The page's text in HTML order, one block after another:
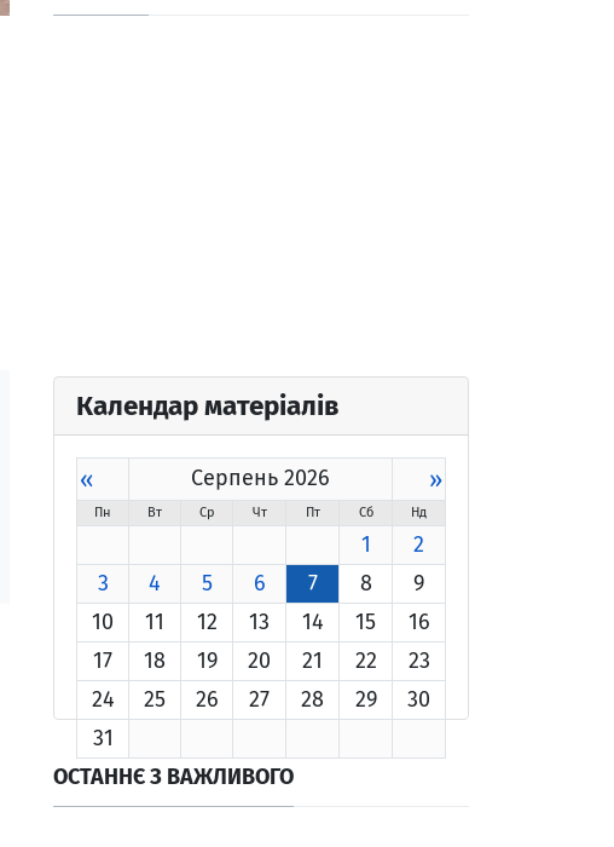
Календар матеріалів
« Серпень 2026 »
Пн Вт Ср Чт Пт Сб Нд
1
2
3
4 5 6 7 8
9
10
11 12 13 14 15
16
17
18 19 20 21 22
23
24
25 26 27 28 29
30
31
ОСТАННЄ З ВАЖЛИВОГО